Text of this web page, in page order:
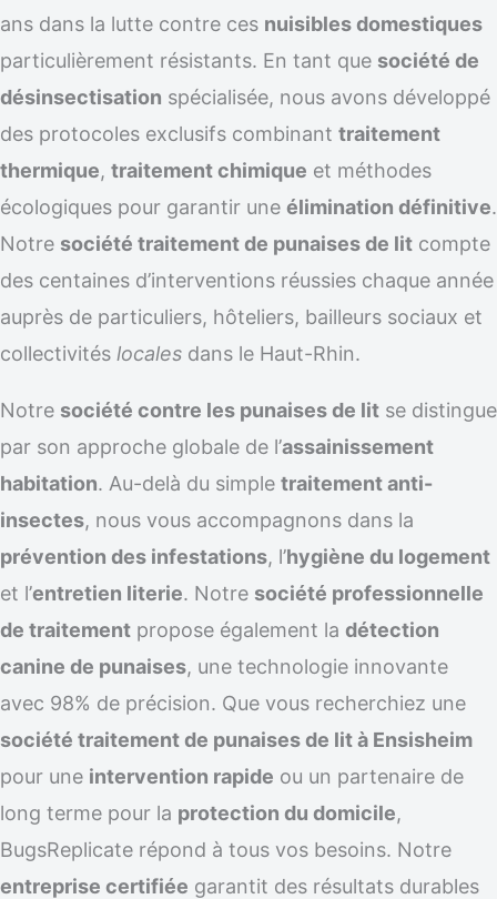
ans dans la lutte contre ces nuisibles domestiques
particulièrement résistants. En tant que société de
désinsectisation spécialisée, nous avons développé
des protocoles exclusifs combinant traitement
thermique, traitement chimique et méthodes
écologiques pour garantir une élimination définitive.
Notre société traitement de punaises de lit compte
des centaines d’interventions réussies chaque année
auprès de particuliers, hôteliers, bailleurs sociaux et
collectivités locales dans le Haut-Rhin.
Notre société contre les punaises de lit se distingue
par son approche globale de l’assainissement
habitation. Au-delà du simple traitement anti-
insectes, nous vous accompagnons dans la
prévention des infestations, l’hygiène du logement
et l’entretien literie. Notre société professionnelle
de traitement propose également la détection
canine de punaises, une technologie innovante
avec 98% de précision. Que vous recherchiez une
société traitement de punaises de lit à Ensisheim
pour une intervention rapide ou un partenaire de
long terme pour la protection du domicile,
BugsReplicate répond à tous vos besoins. Notre
entreprise certifiée garantit des résultats durables